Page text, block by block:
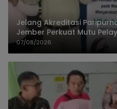
Jelang Akreditasi
Jember Perkuat Mutu
07/08/2026